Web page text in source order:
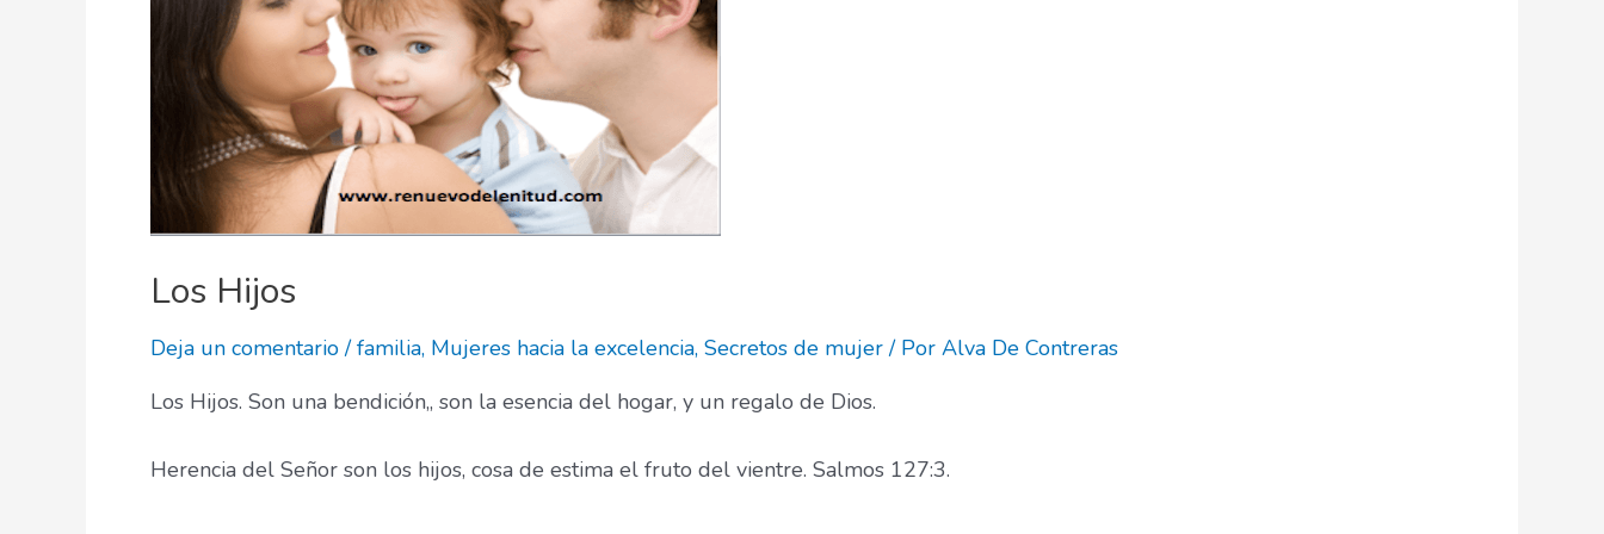
Los Hijos
Deja un comentario /familia, Mujeres hacia la excelencia, Secretos de mujer/ Por Alva De Contreras
Los Hijos. Son una bendición,, son la esencia del hogar, y un regalo de Dios.
Herencia del Señor son los hijos, cosa de estima el fruto del vientre. Salmos 127:3.